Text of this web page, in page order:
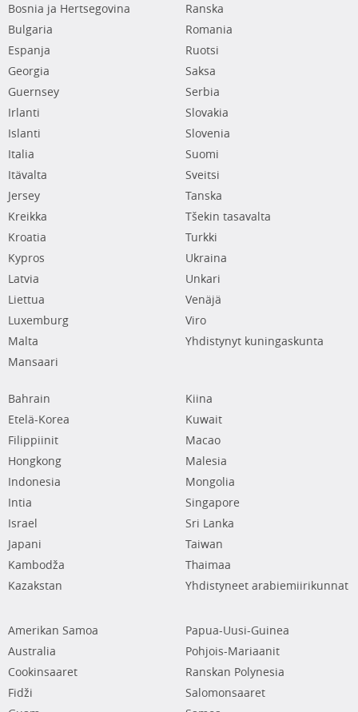
Bosnia ja Hertsegovina
Bulgaria
Espanja
Georgia
Guernsey
Irlanti
Islanti
Italia
Itävalta
Jersey
Kreikka
Kroatia
Kypros
Latvia
Liettua
Luxemburg
Malta
Mansaari
Ranska
Romania
Ruotsi
Saksa
Serbia
Slovakia
Slovenia
Suomi
Sveitsi
Tanska
Tšekin tasavalta
Turkki
Ukraina
Unkari
Venäjä
Viro
Yhdistynyt kuningaskunta
Bahrain
Etelä-Korea
Filippiinit
Hongkong
Indonesia
Intia
Israel
Japani
Kambodža
Kazakstan
Kiina
Kuwait
Macao
Malesia
Mongolia
Singapore
Sri Lanka
Taiwan
Thaimaa
Yhdistyneet arabiemiirikunnat
Amerikan Samoa
Australia
Cookinsaaret
Fidži
Papua-Uusi-Guinea
Pohjois-Mariaanit
Ranskan Polynesia
Salomonsaaret